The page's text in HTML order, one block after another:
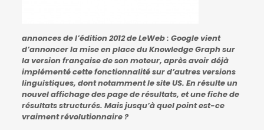
annonces de l’édition 2012 de LeWeb : Google vient
d’annoncer la mise en place du Knowledge Graph sur
la version française de son moteur, après avoir déjà
implémenté cette fonctionnalité sur d’autres versions
linguistiques, dont notamment le site US. En résulte un
nouvel affichage des page de résultats, et une fiche de
résultats structurés. Mais jusqu’à quel point est-ce
vraiment révolutionnaire ?